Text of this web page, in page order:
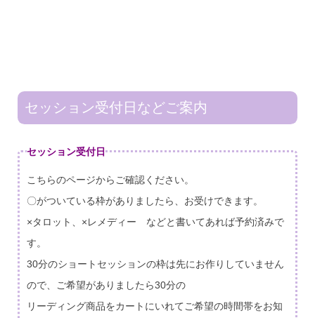
セッション受付日などご案内
セッション受付日
こちらのページからご確認ください。
〇がついている枠がありましたら、お受けできます。
×タロット、×レメディー などと書いてあれば予約済みで
す。
30分のショートセッションの枠は先にお作りしていません
ので、ご希望がありましたら30分の
リーディング商品をカートにいれてご希望の時間帯をお知